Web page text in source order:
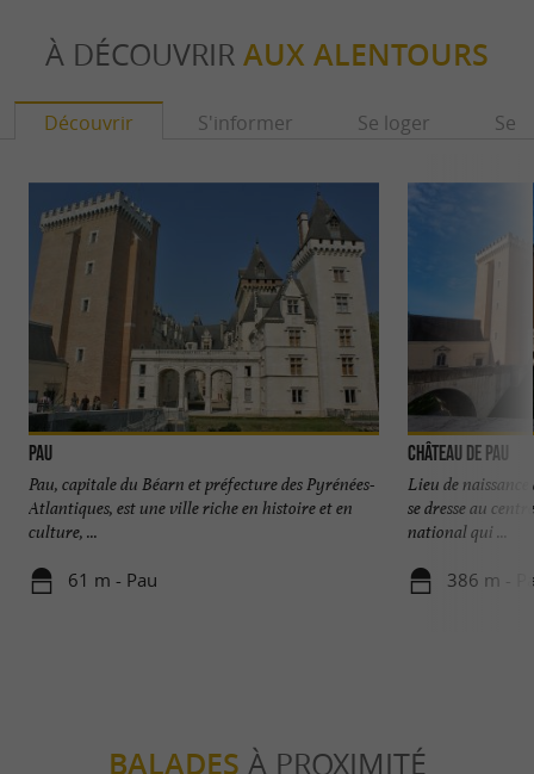
À DÉCOUVRIR AUX ALENTOURS
Découvrir S'informer Se loger Se
Pau
Pau, capitale du Béarn et préfecture des Pyrénées-
Atlantiques, est une ville riche en histoire et en
culture, ...
61 m - Pau
Château de Pau
Lieu de
se dresse au
national qui ...
386 m -
BALADES À PROXIMITÉ